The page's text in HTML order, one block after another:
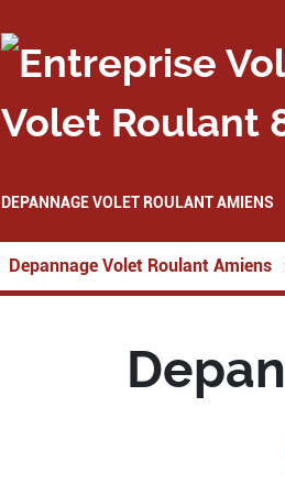
Volet Roulant
DEPANNAGE VOLET ROULANT AMIENS
Depannage Volet Roulant Amiens